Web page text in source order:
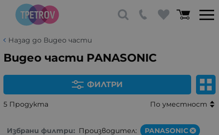
Назад до Видео части
Видео части PANASONIC
ФИЛТРИ
5 Продукта По уместност
Избрани филтри: Производител: PANASONIC